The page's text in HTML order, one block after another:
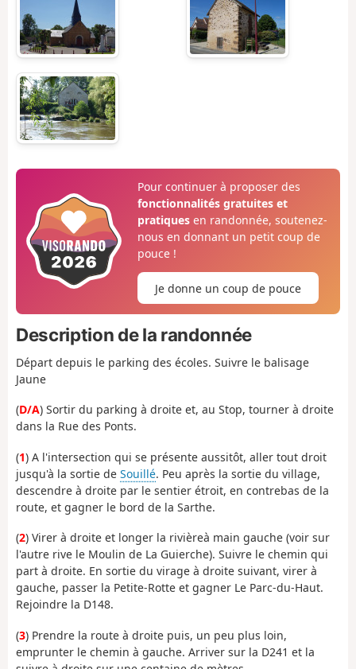
Pour continuer à proposer des
fonctionnalités gratuites et
pratiquesen randonnée, soutenez-
nous en donnant un petit coup de
pouce !
Je donne un coup de pouce
Description de la randonnée
Départ depuis le parking des écoles. Suivre le balisage
Jaune
(D/A) Sortir du parking à droite et, au Stop, tourner à droite
dans la Rue des Ponts.
(1) A l'intersection qui se présente aussitôt, aller tout droit
jusqu'à la sortie de Souillé. Peu après la sortie du village,
descendre à droite par le sentier étroit, en contrebas de la
route, et gagner le bord de la Sarthe.
(2) Virer à droite et longer la rivièreà main gauche (voir sur
l'autre rive le Moulin de La Guierche). Suivre le chemin qui
part à droite. En sortie du virage à droite suivant, virer à
gauche, passer la Petite-Rotte et gagner Le Parc-du-Haut.
Rejoindre la D148.
(3) Prendre la route à droite puis, un peu plus loin,
emprunter le chemin à gauche. Arriver sur la D241 et la